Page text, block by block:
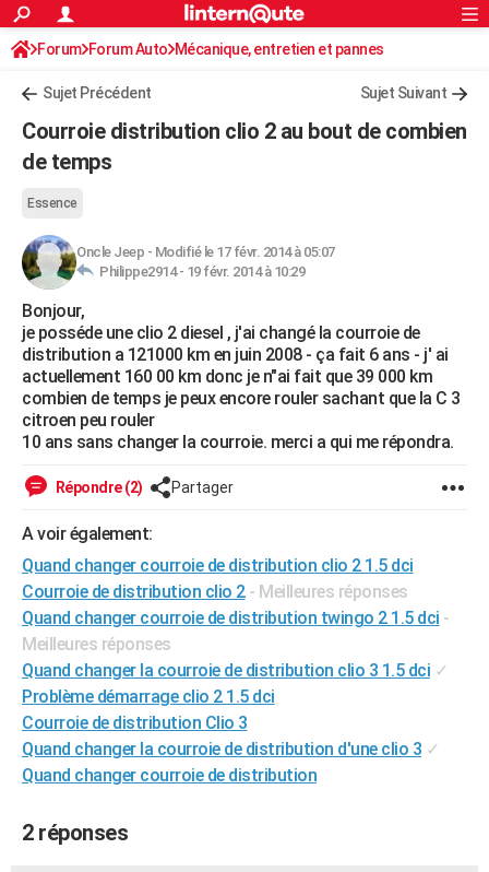
ACTUALITÉS
Politique
Société
Faits Divers
Education
Monde
Villes
+
Programme TV
TNTStreaming
Cinéma
Sorties cinéma
Musique
FINANCE
Retraite
Impôts
Epargne
Immobilier
Risques naturels par ville
Banque
Assurance
Crédit
AUTO
Essais
Réserver un essai
Citadines
Berlines
SUV
Forum auto
HIGH-TECH
Mobiles
Meilleur smartphone
Internet
Ordinateurs
Jeux vidéo
Guide high-tech
BRICOLAGE
Forum
Aménagement intérieur
Extérieur
Cuisine
Salle de bains
Jardinage
Rangement
WEEK-END
Guides de France
Escapades
Patrimoine
Expositions
Musées
Week-end nature
+LIFESTYLE
Art de vivre
Bien-être
Loisirs
Mode
Modes de vie
SANTE
VOYAGE
GUIDES D'ACHAT
BONS PLANS
CARTE DE VOEUX
Carte de Noël
Carte Bonne année
Carte Saint-Valentin
Carte Pâques
Carte d'anniversaire
DICTIONNAIRE
Dictionnaire
Biographies
Citations
Expressions
Proverbes
COPAINS D'AVANT
S'inscrire
Se connecter
Lycées
Collèges
Primaires
Universités
Entreprises
Service militaire
Avis de recherche
AVIS DE DÉCÈS
Rechercher
S'inscrire
Connexion
Forum Forum Auto Mécanique, entretien et pannes
Sujet Précédent Sujet Suivant
Courroie distribution clio 2 au bout de combien
de temps
Essence
Oncle Jeep - Modifié le 17 févr. 2014 à 05:07
Philippe2914 - 19 févr. 2014 à 10:29
Bonjour,
je posséde une clio 2 diesel , j'ai changé la courroie de
distribution a 121000 km en juin 2008 - ça fait 6 ans - j' ai
actuellement 160 00 km donc je n"ai fait que 39 000 km
combien de temps je peux encore rouler sachant que la C 3
citroen peu rouler
10 ans sans changer la courroie. merci a qui me répondra.
Répondre (2) Partager
A voir également:
Quand changer courroie de distribution clio 2 1.5 dci
Courroie de distribution clio 2 - Meilleures réponses
Quand changer courroie de distribution twingo 2 1.5 dci -
Meilleures réponses
Quand changer la courroie de distribution clio 3 1.5 dci ✓
Problème démarrage clio 2 1.5 dci
Courroie de distribution Clio 3
Quand changer la courroie de distribution d'une clio 3 ✓
Quand changer courroie de distribution
2 réponses